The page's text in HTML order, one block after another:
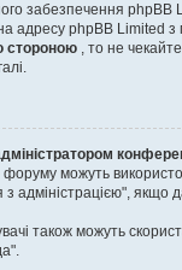
забезпечення phpBB
адресу phpBB Limited з
стороною , то не чекайте
форуму можуть
з адміністрацією", якщо
також можуть